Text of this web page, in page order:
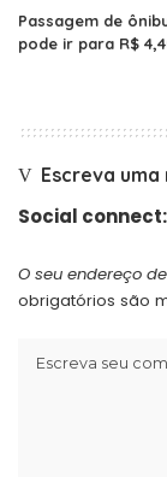
Passagem de
pode ir para R$
Escreva
Social connect:
O seu endereço
obrigatórios são